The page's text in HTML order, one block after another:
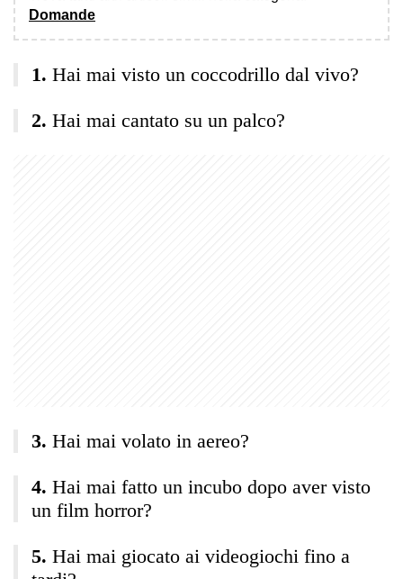
Domande
Hai mai visto un coccodrillo dal vivo?
Hai mai cantato su un palco?
Hai mai volato in aereo?
Hai mai fatto un incubo dopo aver visto
un film horror?
Hai mai giocato ai videogiochi fino a